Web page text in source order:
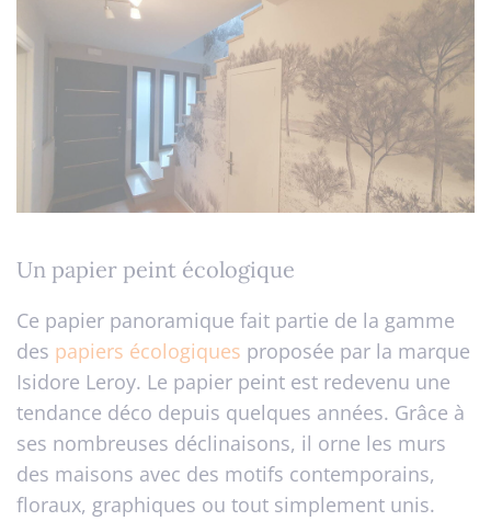
Un papier peint écologique
Ce papier panoramique fait partie de la gamme
des papiers écologiques proposée par la marque
Isidore Leroy. Le papier peint est redevenu une
tendance déco depuis quelques années. Grâce à
ses nombreuses déclinaisons, il orne les murs
des maisons avec des motifs contemporains,
floraux, graphiques ou tout simplement unis.